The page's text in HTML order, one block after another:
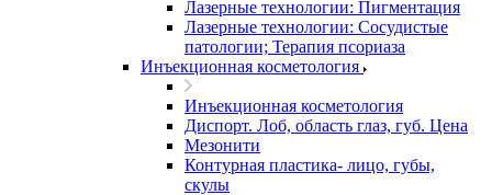
Лазерные технологии: Пигментация
Лазерные технологии: Сосудистые
патологии; Терапия псориаза
Инъекционная косметология
Инъекционная косметология
Диспорт. Лоб, область глаз, губ. Цена
Мезонити
Контурная пластика- лицо, губы,
скулы